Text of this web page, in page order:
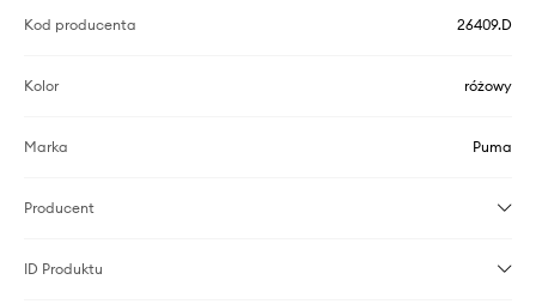
Kod producenta 26409.D
Kolor różowy
Marka Puma
Producent
ID Produktu